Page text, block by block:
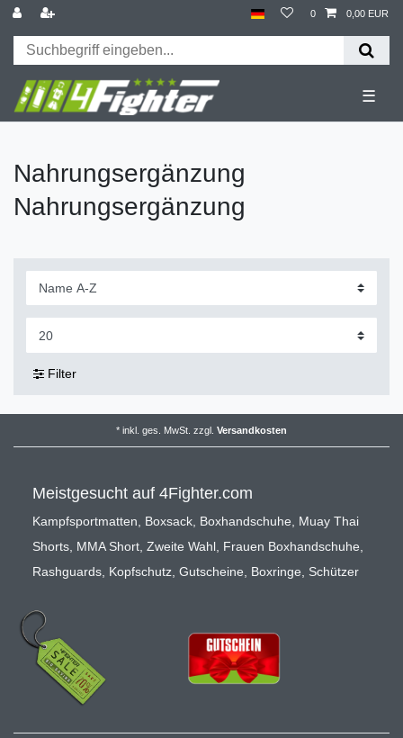
0 0,00 EUR
☰
Nahrungsergänzung
Nahrungsergänzung
Filter
* inkl. ges. MwSt. zzgl. Versandkosten
Meistgesucht auf 4Fighter.com
Kampfsportmatten Boxsack Boxhandschuhe
Muay Thai
Shorts MMA Short Zweite Wahl Frauen Boxhandschuhe
Rashguards Kopfschutz Gutscheine Boxringe Schützer